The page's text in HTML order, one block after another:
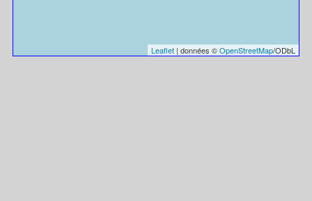
Leaflet | données ©OpenStreetMap/ODbL